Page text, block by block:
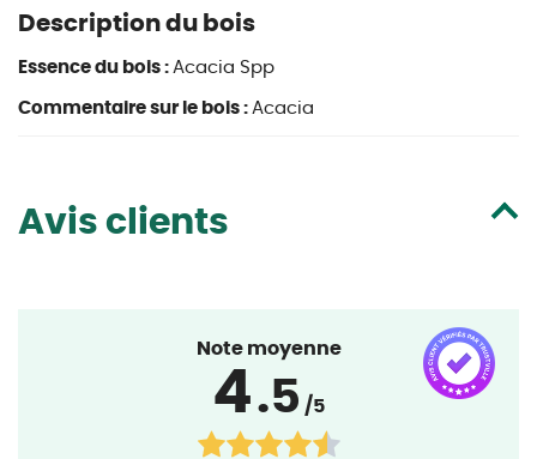
Description du bois
Essence du bois : Acacia Spp
Commentaire sur le bois : Acacia
Avis clients
Note moyenne
4.5 /5